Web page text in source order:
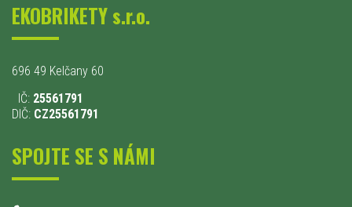
EKOBRIKETY s.r.o.
696 49 Kelčany 60
IČ: 25561791
DIČ: CZ25561791
SPOJTE SE S NÁMI